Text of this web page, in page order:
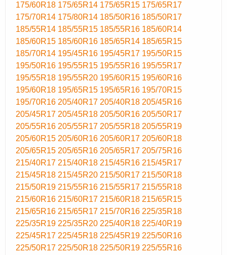
175/60R18 175/65R14 175/65R15 175/65R17
175/70R14 175/80R14 185/50R16 185/50R17
185/55R14 185/55R15 185/55R16 185/60R14
185/60R15 185/60R16 185/65R14 185/65R15
185/70R14 195/45R16 195/45R17 195/50R15
195/50R16 195/55R15 195/55R16 195/55R17
195/55R18 195/55R20 195/60R15 195/60R16
195/60R18 195/65R15 195/65R16 195/70R15
195/70R16 205/40R17 205/40R18 205/45R16
205/45R17 205/45R18 205/50R16 205/50R17
205/55R16 205/55R17 205/55R18 205/55R19
205/60R15 205/60R16 205/60R17 205/60R18
205/65R15 205/65R16 205/65R17 205/75R16
215/40R17 215/40R18 215/45R16 215/45R17
215/45R18 215/45R20 215/50R17 215/50R18
215/50R19 215/55R16 215/55R17 215/55R18
215/60R16 215/60R17 215/60R18 215/65R15
215/65R16 215/65R17 215/70R16 225/35R18
225/35R19 225/35R20 225/40R18 225/40R19
225/45R17 225/45R18 225/45R19 225/50R16
225/50R17 225/50R18 225/50R19 225/55R16